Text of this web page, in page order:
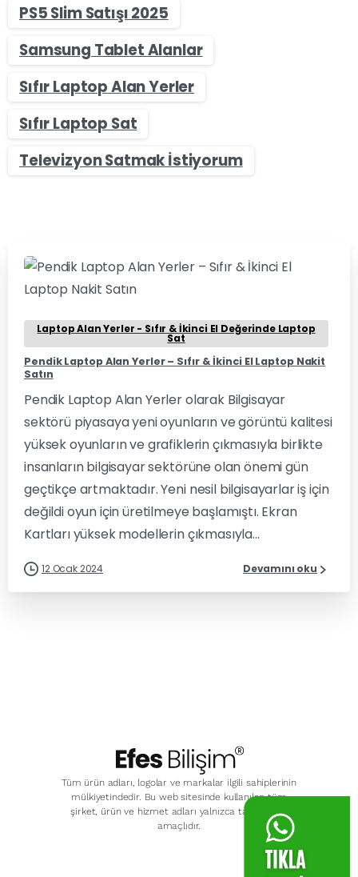
PS5 Slim Satışı 2025
Samsung Tablet Alanlar
Sıfır Laptop Alan Yerler
Sıfır Laptop Sat
Televizyon Satmak İstiyorum
0
Laptop Alan Yerler - Sıfır & İkinci El Değerinde Laptop
Sat
Pendik Laptop Alan Yerler – Sıfır & İkinci El Laptop Nakit
Satın
Pendik Laptop Alan Yerler olarak Bilgisayar
sektörü piyasaya yeni oyunların ve görüntü kalitesi
yüksek oyunların ve grafiklerin çıkmasıyla birlikte
insanların bilgisayar sektörüne olan önemi gün
geçtikçe artmaktadır. Yeni nesil bilgisayarlar iş için
değildi oyun için üretilmeye başlamıştı. Ekran
Kartları yüksek modellerin çıkmasıyla...
12 Ocak 2024 Devamını oku
Tüm ürün adları, logolar ve markalar ilgili sahiplerinin
mülkiyetindedir. Bu web sitesinde kullanılan tüm
şirket, ürün ve hizmet adları yalnızca tanımlama
amaçlıdır.